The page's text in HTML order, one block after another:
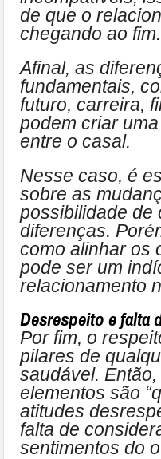
de que o
chegando ao fim.
Afinal, as
fundamentais,
futuro, carreira,
podem criar
entre o casal.
Nesse caso, é
sobre as
possibilidade de
diferenças.
como alinhar os
pode ser um
relacionamento
Desrespeito e falta
Por fim, o
pilares de
saudável.
elementos são
atitudes
falta de
sentimentos do